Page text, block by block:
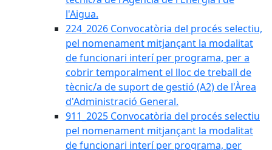
l'Aigua.
224_2026 Convocatòria del procés selectiu,
pel nomenament mitjançant la modalitat
de funcionari interí per programa, per a
cobrir temporalment el lloc de treball de
tècnic/a de suport de gestió (A2) de l'Àrea
d'Administració General.
911_2025 Convocatòria del procés selectiu
pel nomenament mitjançant la modalitat
de funcionari interí per programa, per